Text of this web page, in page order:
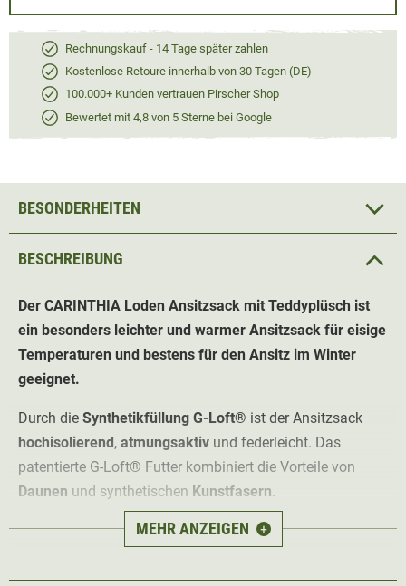
Rechnungskauf - 14 Tage später zahlen
Kostenlose Retoure innerhalb von 30 Tagen (DE)
100.000+ Kunden vertrauen Pirscher Shop
Bewertet mit 4,8 von 5 Sterne bei Google
BESCHREIBUNG
Der CARINTHIA Loden Ansitzsack mit Teddyplüsch ist
ein besonders leichter und warmer Ansitzsack für eisige
Temperaturen und bestens für den Ansitz im Winter
geeignet.
Durch die Synthetikfüllung G-Loft® ist der Ansitzsack
hochisolierend, atmungsaktiv und federleicht. Das
patentierte G-Loft® Futter kombiniert die Vorteile von
Daunen und synthetischen Kunstfasern
Das Obermaterial des Ansitzsackes besteht aus
MEHR ANZEIGEN +
BESONDERHEITEN